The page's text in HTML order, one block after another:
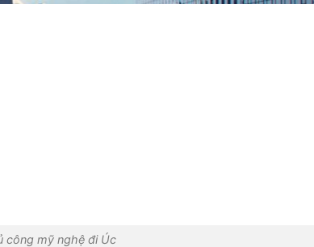
công mỹ nghệ đi Úc